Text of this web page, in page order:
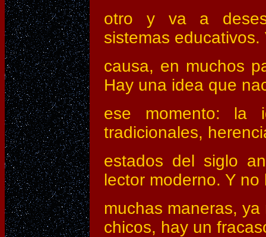
otro y va a
sistemas educativos.
causa, en muchos
Hay una idea que
ese momento: la
tradicionales,
estados del siglo
lector moderno. Y no
muchas maneras,
chicos, hay un